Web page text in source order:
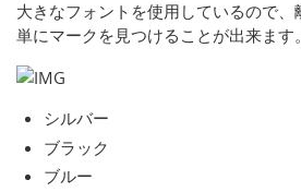
大きなフォントを使用しているので
単にマークを見つけることが出来ます。
シルバー
ブラック
ブルー